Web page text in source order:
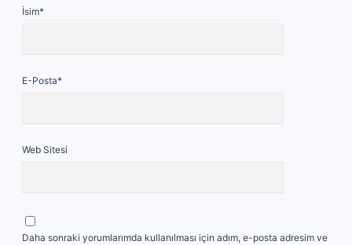
İsim*
E-Posta*
Web Sitesi
Daha sonraki yorumlarımda kullanılması için adım, e-posta adresim ve